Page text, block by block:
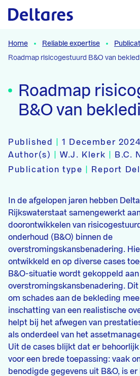
Naar hoofdcontent
Home Reliable expertise
Roadmap risicogestuurd B&O van
Roadmap
B&O van
Published |1 December 2024
Author(s)
|W.J. Klerk
B.C.
Publication type
Report
In de afgelopen jaren hebben
Rijkswaterstaat samengewerkt
doorontwikkelen van
onderhoud (B&O) binnen de
overstromingskansbenadering.
ontwikkeld en op diverse cases
B&O-situatie wordt gekoppeld
overstromingskansbenadering.
om schades aan de bekleding
inschatting van een realistische
helpt bij het afwegen van
als onderdeel van het
Uit de cases blijkt dat er
voor een brede toepassing: vaak
benodigde gegevens uit B&O, is